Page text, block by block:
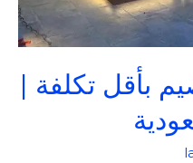
بأقل تكلفة |